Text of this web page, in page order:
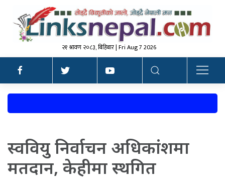
२१ श्रावण २०८३, बिहिबार | Fri Aug 7 2026
स्ववियु निर्वाचन अधिकांशमा
मतदान, केहीमा स्थगित